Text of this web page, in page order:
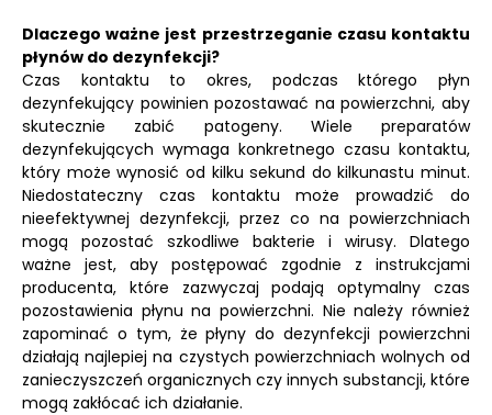
Dlaczego ważne jest przestrzeganie czasu kontaktu
płynów do dezynfekcji?
Czas kontaktu to okres, podczas którego płyn
dezynfekujący powinien pozostawać na powierzchni, aby
skutecznie zabić patogeny. Wiele preparatów
dezynfekujących wymaga konkretnego czasu kontaktu,
który może wynosić od kilku sekund do kilkunastu minut.
Niedostateczny czas kontaktu może prowadzić do
nieefektywnej dezynfekcji, przez co na powierzchniach
mogą pozostać szkodliwe bakterie i wirusy. Dlatego
ważne jest, aby postępować zgodnie z instrukcjami
producenta, które zazwyczaj podają optymalny czas
pozostawienia płynu na powierzchni. Nie należy również
zapominać o tym, że płyny do dezynfekcji powierzchni
działają najlepiej na czystych powierzchniach wolnych od
zanieczyszczeń organicznych czy innych substancji, które
mogą zakłócać ich działanie.